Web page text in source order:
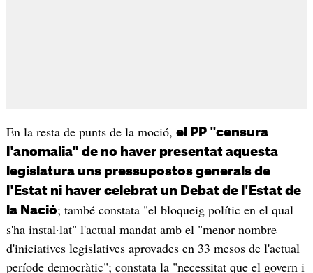
En la resta de punts de la moció, el PP "censura
l'anomalia" de no haver presentat aquesta
legislatura uns pressupostos generals de
l'Estat ni haver celebrat un Debat de l'Estat de
la Nació; també constata "el bloqueig polític en el qual
s'ha instal·lat" l'actual mandat amb el "menor nombre
d'iniciatives legislatives aprovades en 33 mesos de l'actual
període democràtic"; constata la "necessitat que el govern i